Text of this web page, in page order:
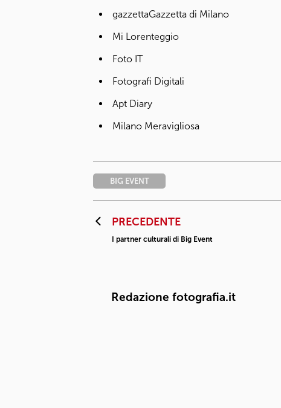
gazzettaGazzetta di Milano
Mi Lorenteggio
Foto IT
Fotografi Digitali
Apt Diary
Milano Meravigliosa
BIG EVENT
PRECEDENTE
I partner culturali di Big Event
Redazione fotografia.it